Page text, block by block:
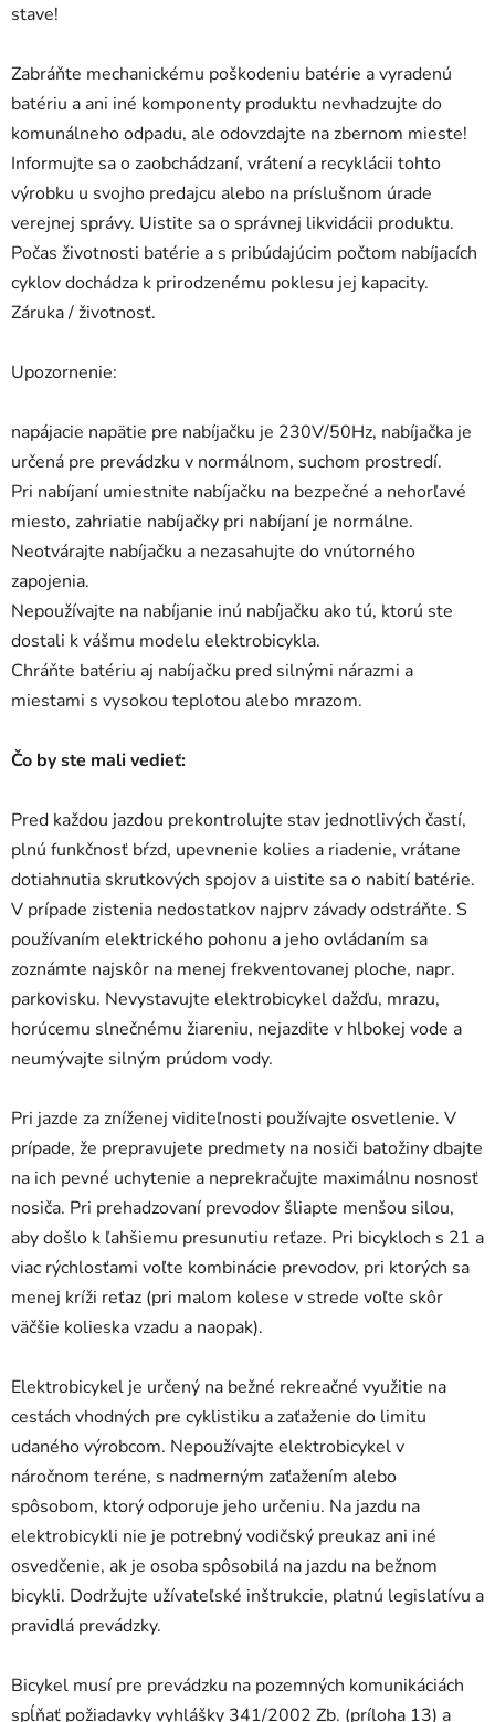
stave!
Zabráňte mechanickému poškodeniu batérie a vyradenú
batériu a ani iné komponenty produktu nevhadzujte do
komunálneho odpadu, ale odovzdajte na zbernom mieste!
Informujte sa o zaobchádzaní, vrátení a recyklácii tohto
výrobku u svojho predajcu alebo na príslušnom úrade
verejnej správy. Uistite sa o správnej likvidácii produktu.
Počas životnosti batérie a s pribúdajúcim počtom nabíjacích
cyklov dochádza k prirodzenému poklesu jej kapacity.
Záruka / životnosť.
Upozornenie:
napájacie napätie pre nabíjačku je 230V/50Hz, nabíjačka je
určená pre prevádzku v normálnom, suchom prostredí.
Pri nabíjaní umiestnite nabíjačku na bezpečné a nehorľavé
miesto, zahriatie nabíjačky pri nabíjaní je normálne.
Neotvárajte nabíjačku a nezasahujte do vnútorného
zapojenia.
Nepoužívajte na nabíjanie inú nabíjačku ako tú, ktorú ste
dostali k vášmu modelu elektrobicykla.
Chráňte batériu aj nabíjačku pred silnými nárazmi a
miestami s vysokou teplotou alebo mrazom.
Čo by ste mali vedieť:
Pred každou jazdou prekontrolujte stav jednotlivých častí,
plnú funkčnosť bŕzd, upevnenie kolies a riadenie, vrátane
dotiahnutia skrutkových spojov a uistite sa o nabití batérie.
V prípade zistenia nedostatkov najprv závady odstráňte. S
používaním elektrického pohonu a jeho ovládaním sa
zoznámte najskôr na menej frekventovanej ploche, napr.
parkovisku. Nevystavujte elektrobicykel dažďu, mrazu,
horúcemu slnečnému žiareniu, nejazdite v hlbokej vode a
neumývajte silným prúdom vody.
Pri jazde za zníženej viditeľnosti používajte osvetlenie. V
prípade, že prepravujete predmety na nosiči batožiny dbajte
na ich pevné uchytenie a neprekračujte maximálnu nosnosť
nosiča. Pri prehadzovaní prevodov šliapte menšou silou,
aby došlo k ľahšiemu presunutiu reťaze. Pri bicykloch s 21 a
viac rýchlosťami voľte kombinácie prevodov, pri ktorých sa
menej kríži reťaz (pri malom kolese v strede voľte skôr
väčšie kolieska vzadu a naopak).
Elektrobicykel je určený na bežné rekreačné využitie na
cestách vhodných pre cyklistiku a zaťaženie do limitu
udaného výrobcom. Nepoužívajte elektrobicykel v
náročnom teréne, s nadmerným zaťažením alebo
spôsobom, ktorý odporuje jeho určeniu. Na jazdu na
elektrobicykli nie je potrebný vodičský preukaz ani iné
osvedčenie, ak je osoba spôsobilá na jazdu na bežnom
bicykli. Dodržujte užívateľské inštrukcie, platnú legislatívu a
pravidlá prevádzky.
Bicykel musí pre prevádzku na pozemných komunikáciách
spĺňať požiadavky vyhlášky 341/2002 Zb. (príloha 13) a